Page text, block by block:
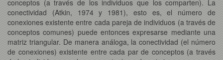
conceptos (a través de los individuos que los comparten). La
conectividad (Atkin, 1974 y 1981), esto es, el número de
conexiones existente entre cada pareja de individuos (a través de
conceptos comunes) puede entonces expresarse mediante una
matriz triangular. De manera análoga, la conectividad (el número
de conexiones) existente entre cada par de conceptos (a través